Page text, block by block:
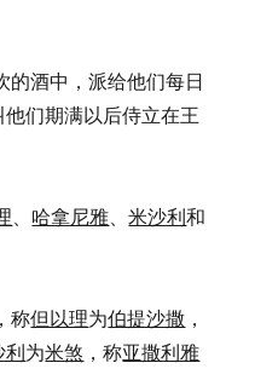
的酒中，派给他们每日
们期满以后侍立在王
、 哈拿尼雅、米沙利和
称但以理为伯提沙撒 ，
利为米煞 ，称亚撒利雅